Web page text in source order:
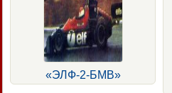
«ЭЛФ-2-БМВ»